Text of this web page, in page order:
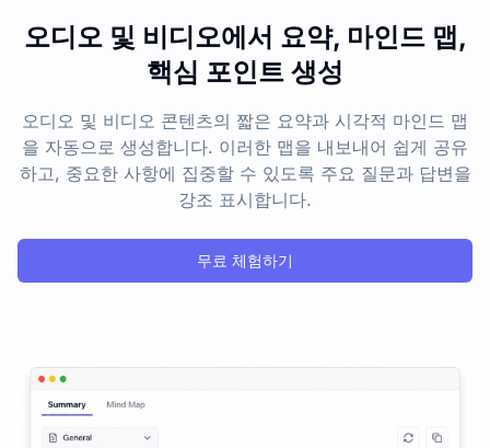
오디오 및 비디오에서 요약, 마인드 맵,
핵심 포인트 생성
오디오 및 비디오 콘텐츠의 짧은 요약과 시각적 마인드 맵
을 자동으로 생성합니다. 이러한 맵을 내보내어 쉽게 공유
하고, 중요한 사항에 집중할 수 있도록 주요 질문과 답변을
강조 표시합니다.
무료 체험하기